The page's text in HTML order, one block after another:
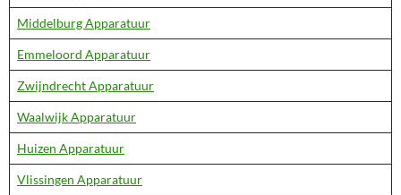
Middelburg Apparatuur
Emmeloord Apparatuur
Zwijndrecht Apparatuur
Waalwijk Apparatuur
Huizen Apparatuur
Vlissingen Apparatuur